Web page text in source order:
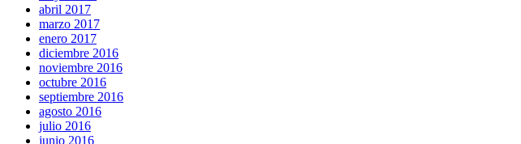
abril 2017
marzo 2017
enero 2017
diciembre 2016
noviembre 2016
octubre 2016
septiembre 2016
agosto 2016
julio 2016
junio 2016